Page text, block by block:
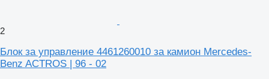
2
Блок за управление 4461260010 за камион Mercedes-
Benz ACTROS | 96 - 02